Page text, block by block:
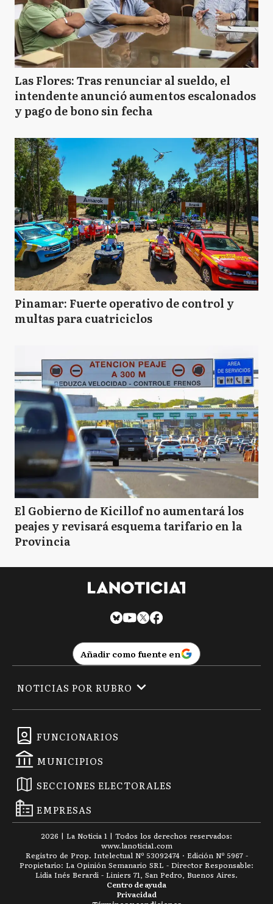
Las Flores: Tras renunciar al sueldo, el
intendente anunció aumentos escalonados
y pago de bono sin fecha
Pinamar: Fuerte operativo de control y
multas para cuatriciclos
El Gobierno de Kicillof no aumentará los
peajes y revisará esquema tarifario en la
Provincia
Añadir como fuente en
FUNCIONARIOS
MUNICIPIOS
SECCIONES ELECTORALES
EMPRESAS
NOTICIAS POR RUBRO
2026 | La Noticia 1 | Todos los derechos reservados:
www.lanoticia1.com
Registro de Prop. Intelectual Nº 53092474 · Edición Nº 5967 -
Propietario: La Opinión Semanario SRL - Director Responsable:
Lidia Inés Berardi - Liniers 71, San Pedro, Buenos Aires.
Privacidad
Centro de ayuda